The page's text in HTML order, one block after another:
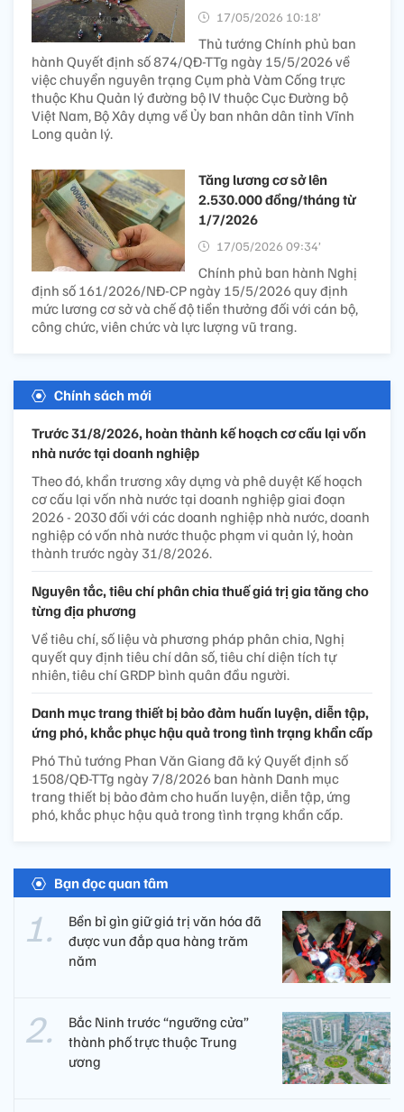
17/05/2026 10:18’
Thủ tướng Chính phủ ban
hành Quyết định số 874/QĐ-TTg ngày 15/5/2026 về
việc chuyển nguyên trạng Cụm phà Vàm Cống trực
thuộc Khu Quản lý đường bộ IV thuộc Cục Đường bộ
Việt Nam, Bộ Xây dựng về Ủy ban nhân dân tỉnh Vĩnh
Long quản lý.
Tăng lương cơ sở lên
2.530.000 đồng/tháng từ
1/7/2026
17/05/2026 09:34’
Chính phủ ban hành Nghị
định số 161/2026/NĐ-CP ngày 15/5/2026 quy định
mức lương cơ sở và chế độ tiền thưởng đối với cán bộ,
công chức, viên chức và lực lượng vũ trang.
Chính sách mới
Trước 31/8/2026, hoàn thành kế hoạch cơ cấu lại vốn
nhà nước tại doanh nghiệp
Theo đó, khẩn trương xây dựng và phê duyệt Kế hoạch
cơ cấu lại vốn nhà nước tại doanh nghiệp giai đoạn
2026 - 2030 đối với các doanh nghiệp nhà nước, doanh
nghiệp có vốn nhà nước thuộc phạm vi quản lý, hoàn
thành trước ngày 31/8/2026.
Nguyên tắc, tiêu chí phân chia thuế giá trị gia tăng cho
từng địa phương
Về tiêu chí, số liệu và phương pháp phân chia, Nghị
quyết quy định tiêu chí dân số, tiêu chí diện tích tự
nhiên, tiêu chí GRDP bình quân đầu người.
Danh mục trang thiết bị bảo đảm huấn luyện, diễn tập,
ứng phó, khắc phục hậu quả trong tình trạng khẩn cấp
Phó Thủ tướng Phan Văn Giang đã ký Quyết định số
1508/QĐ-TTg ngày 7/8/2026 ban hành Danh mục
trang thiết bị bảo đảm cho huấn luyện, diễn tập, ứng
phó, khắc phục hậu quả trong tình trạng khẩn cấp.
Bạn đọc quan tâm
Bền bỉ gìn giữ giá trị văn hóa đã
được vun đắp qua hàng trăm
năm
Bắc Ninh trước “ngưỡng cửa”
thành phố trực thuộc Trung
ương